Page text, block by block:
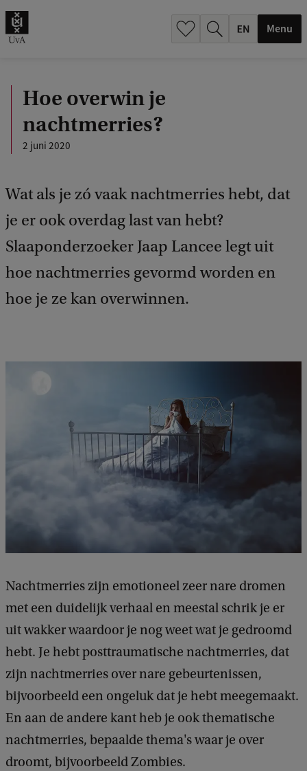
Menu
Hoe overwin je
nachtmerries?
2 juni 2020
Wat als je zó vaak nachtmerries hebt, dat
je er ook overdag last van hebt?
Slaaponderzoeker Jaap Lancee legt uit
hoe nachtmerries gevormd worden en
hoe je ze kan overwinnen.
Nachtmerries zijn emotioneel zeer nare dromen
met een duidelijk verhaal en meestal schrik je er
uit wakker waardoor je nog weet wat je gedroomd
hebt. Je hebt posttraumatische nachtmerries, dat
zijn nachtmerries over nare gebeurtenissen,
bijvoorbeeld een ongeluk dat je hebt meegemaakt.
En aan de andere kant heb je ook thematische
nachtmerries, bepaalde thema's waar je over
droomt, bijvoorbeeld Zombies.